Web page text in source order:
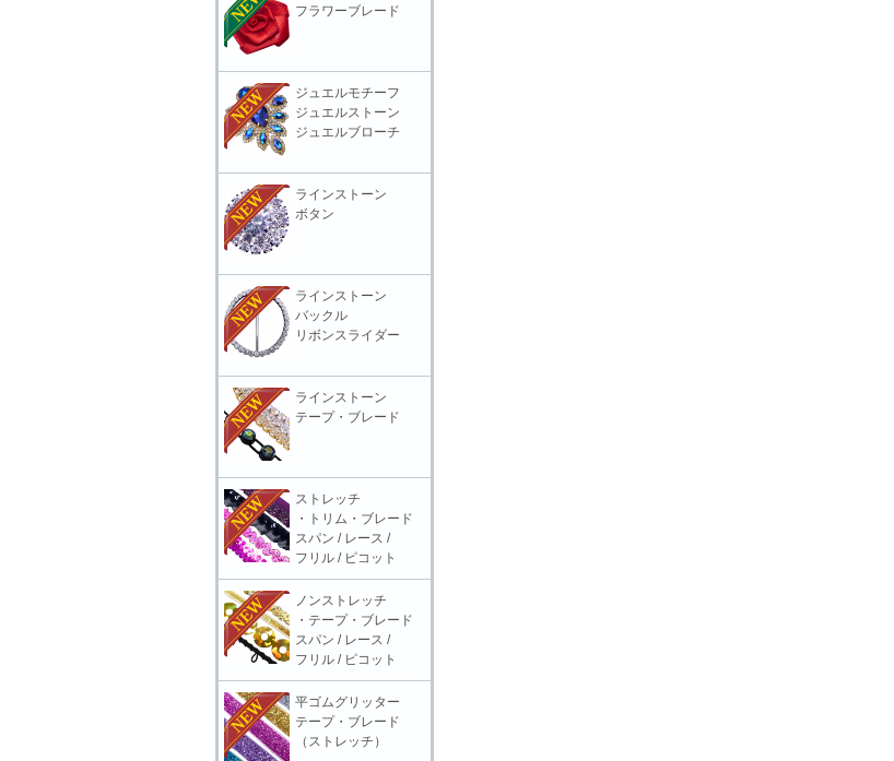
フラワーブレード
ジュエルモチーフ
ジュエルストーン
ジュエルブローチ
ラインストーン
ボタン
ラインストーン
バックル
リボンスライダー
ラインストーン
テープ・ブレード
ストレッチ
・トリム・ブレード
スパン / レース /
フリル / ピコット
ノンストレッチ
・テープ・ブレード
スパン / レース /
フリル / ピコット
平ゴムグリッター
テープ・ブレード
（ストレッチ）